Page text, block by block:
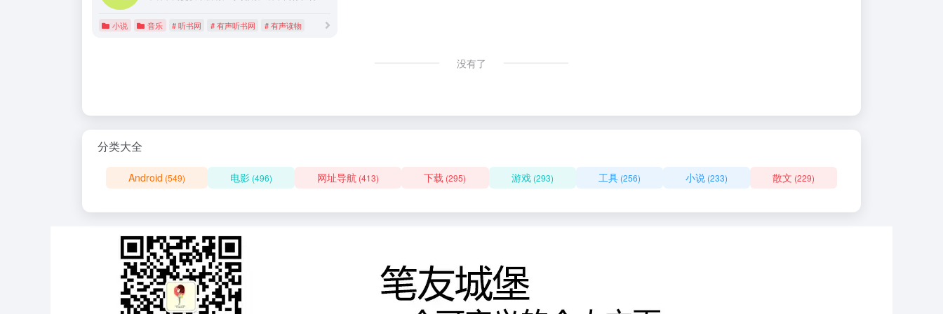
小说 音乐 # 听书网 # 有声听书网 # 有声读物
没有了
分类大全
Android (549) 电影 (496) 网址导航 (413) 下载 (295) 游戏(293) 工具(256) 小说(233) 散文 (229)